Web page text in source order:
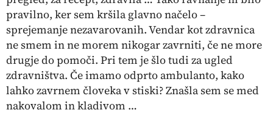
pravilno, ker sem kršila glavno načelo –
sprejemanje nezavarovanih. Vendar kot zdravnica
ne smem in ne morem nikogar zavrniti, če ne more
drugje do pomoči. Pri tem je šlo tudi za ugled
zdravništva. Če imamo odprto ambulanto, kako
lahko zavrnem človeka v stiski? Znašla sem se med
nakovalom in kladivom …